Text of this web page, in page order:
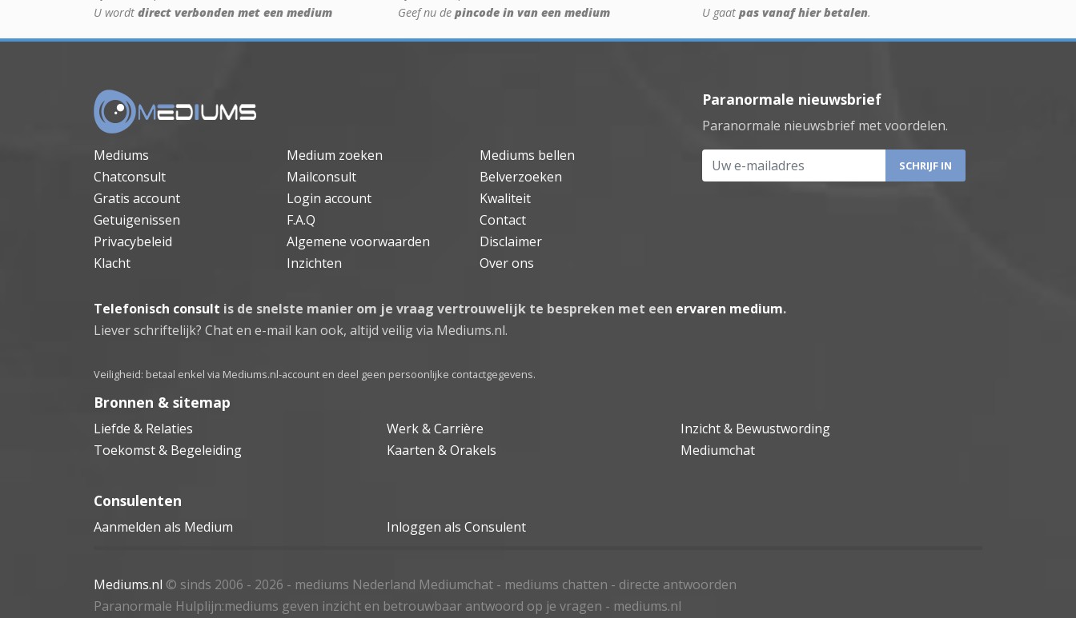
U wordt direct verbonden met een medium
Geef nu de pincode in van een medium
U gaat pas vanaf hier betalen.
Mediums Medium zoeken
Mediums bellen
Chatconsult
Mailconsult
Belverzoeken
Gratis account
Login account
Kwaliteit
Getuigenissen
F.A.Q
Contact
Privacybeleid
Algemene voorwaarden
Disclaimer
Klacht
Inzichten Over ons
Paranormale nieuwsbrief
Paranormale nieuwsbrief met voordelen.
Uw e-mailadres
Telefonisch consult is de snelste manier om je vraag vertrouwelijk te bespreken met een ervaren medium.
Liever schriftelijk? Chat en e-mail kan ook, altijd veilig via Mediums.nl.
Veiligheid: betaal enkel via Mediums.nl-account en deel geen persoonlijke contactgegevens.
Bronnen & sitemap
Liefde & Relaties Werk & Carrière
Inzicht & Bewustwording
Toekomst & Begeleiding
Kaarten & Orakels Mediumchat
Consulenten
Aanmelden als Medium Inloggen als Consulent
Mediums.nl © sinds 2006 - 2026 - mediums Nederland Mediumchat - mediums chatten - directe antwoorden
Paranormale Hulplijn:mediums geven inzicht en betrouwbaar antwoord op je vragen - mediums.nl